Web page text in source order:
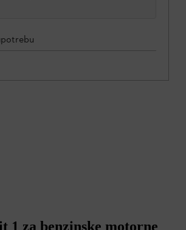
1 za benzinske motorne